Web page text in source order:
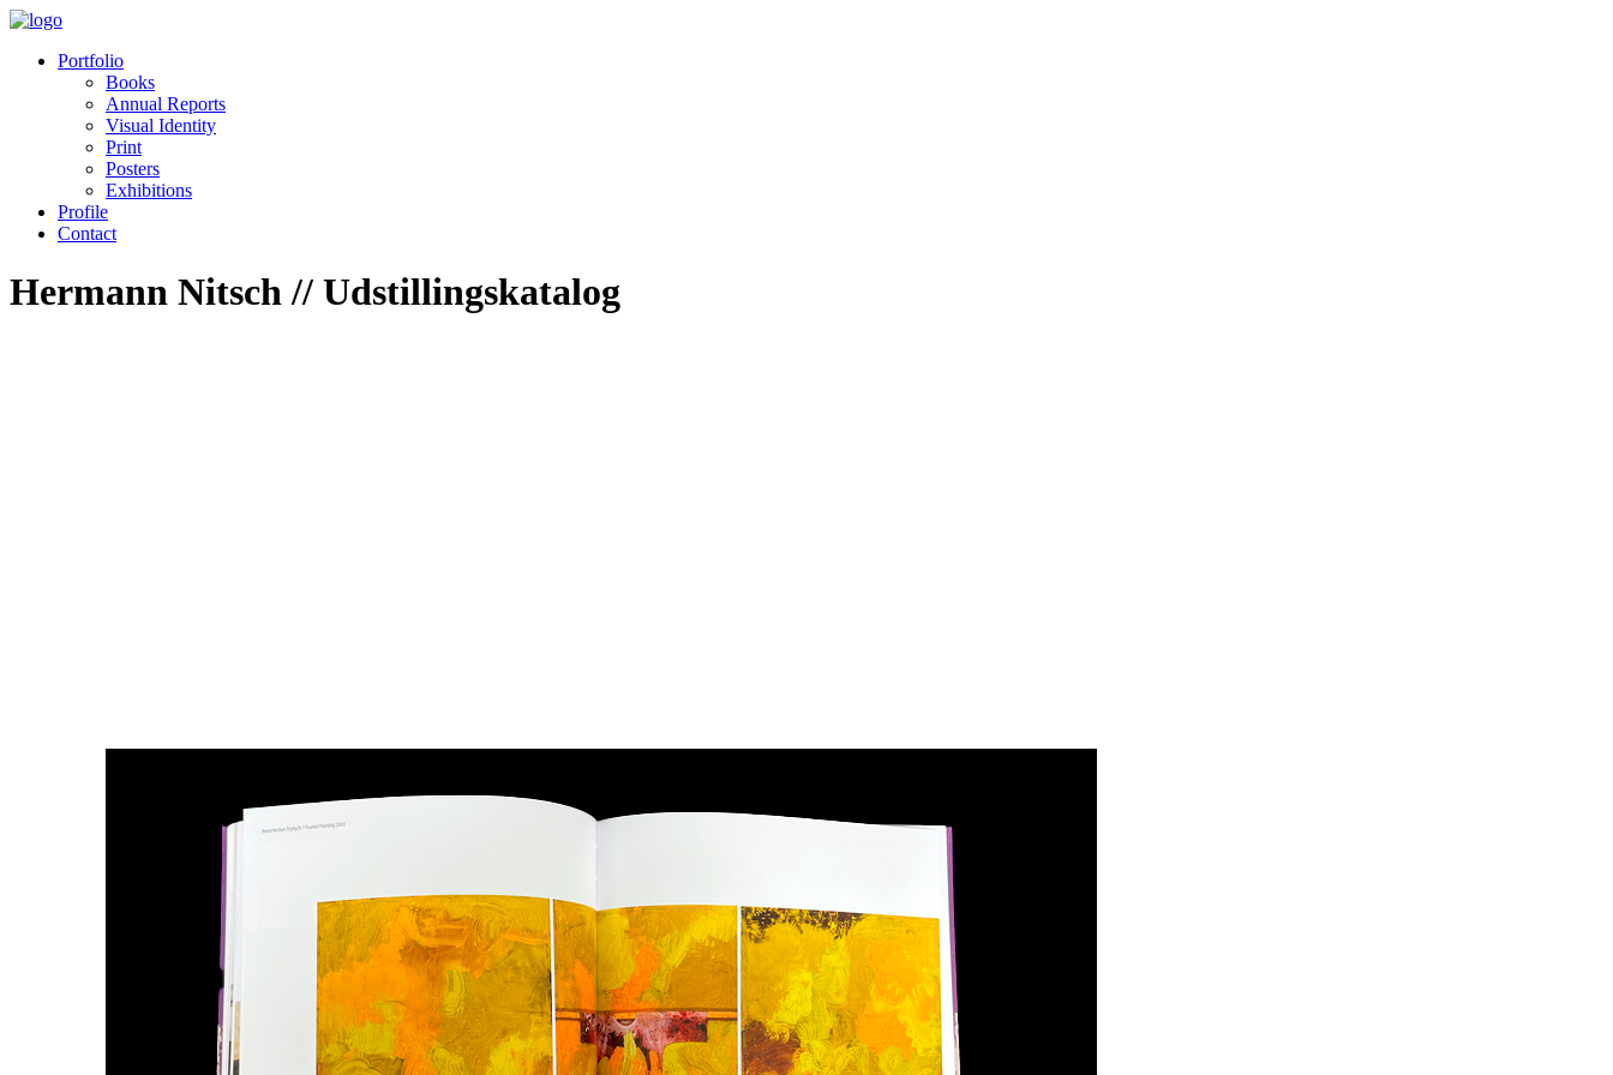
Portfolio
Books
Annual Reports
Visual Identity
Print
Posters
Exhibitions
Profile
Contact
Hermann Nitsch // Udstillingskatalog